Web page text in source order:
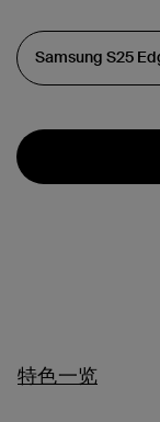
特色一览